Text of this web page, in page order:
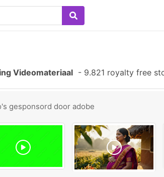
Videomateriaal - 9.821 royalty free
gesponsord door adobe